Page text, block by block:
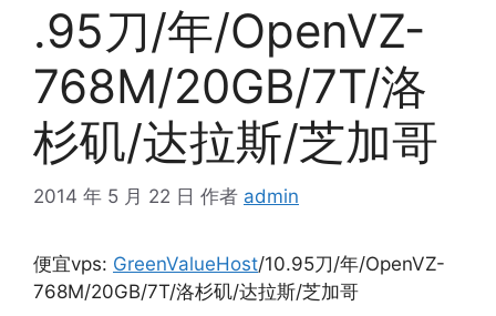
.95刀/年/OpenVZ-
768M/20GB/7T/洛
杉矶/达拉斯/芝加哥
2014 年 5 月 22 日 作者 admin
便宜vps: GreenValueHost/10.95刀/年/OpenVZ-
768M/20GB/7T/洛杉矶/达拉斯/芝加哥